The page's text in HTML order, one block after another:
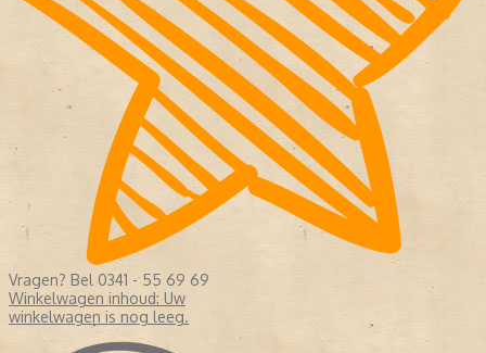
Vragen? Bel 0341 - 55 69 69
Winkelwagen inhoud: Uw
winkelwagen is nog leeg.